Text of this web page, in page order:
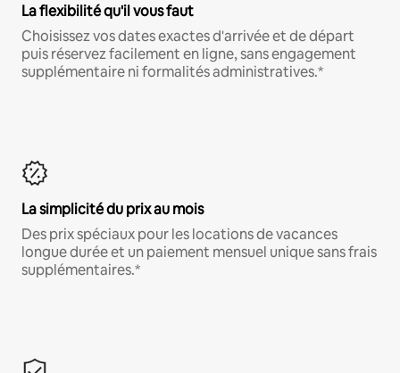
La flexibilité qu'il vous faut
Choisissez vos dates exactes d'arrivée et de départ
puis réservez facilement en ligne, sans engagement
supplémentaire ni formalités administratives.*
La simplicité du prix au mois
Des prix spéciaux pour les locations de vacances
longue durée et un paiement mensuel unique sans frais
supplémentaires.*